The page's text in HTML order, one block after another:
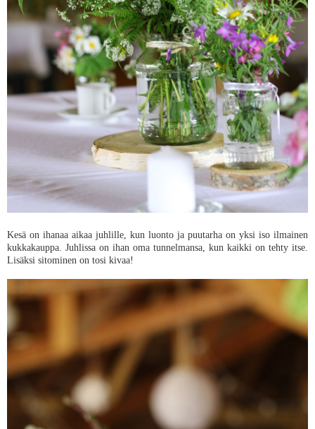
Kesä on ihanaa aikaa juhlille, kun luonto ja puutarha on yksi iso ilmainen
kukkakauppa. Juhlissa on ihan oma tunnelmansa, kun kaikki on tehty itse.
Lisäksi sitominen on tosi kivaa!